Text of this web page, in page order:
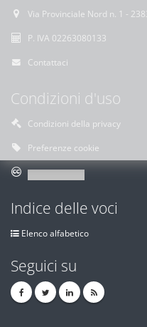
Via Provinciale Nord n. 1 -
P. IVA 02263080133
Contattaci
Condizioni d'uso
Condizioni della privacy
Preferenze cookie
Indice delle voci
Elenco alfabetico
Seguici su